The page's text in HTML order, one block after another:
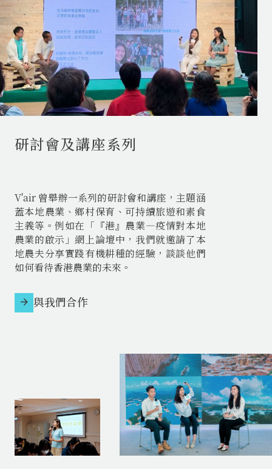
研討會及講座系列
V'air 曾舉辦一系列的研討會和講座，主題涵
蓋本地農業、鄉村保育、可持續旅遊和素食
主義等。例如在「『港』農業—疫情對本地
農業的啟示」網上論壇中，我們就邀請了本
地農夫分享實踐有機耕種的經驗，談談他們
如何看待香港農業的未來。
arrow_forward 與我們合作